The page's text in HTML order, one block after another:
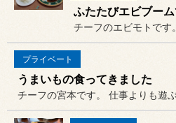
ふたたびエビブー
プライベート
うまいもの食ってきました
チーフの宮本です。 仕事よりも遊